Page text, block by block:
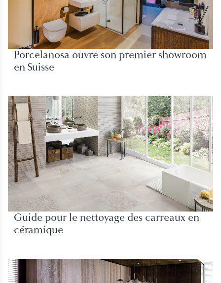
Porcelanosa ouvre son premier showroom
en Suisse
Guide pour le nettoyage des carreaux en
céramique